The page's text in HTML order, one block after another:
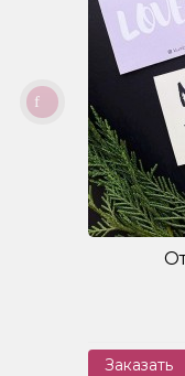
Заказать